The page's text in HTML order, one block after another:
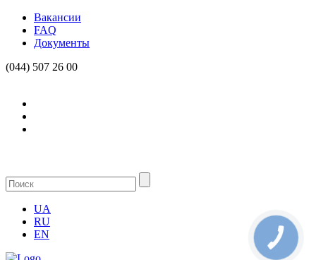
Вакансии
FAQ
Документы
(044) 507 26 00
UA
RU
EN
КНОПКА
СВЯЗИ